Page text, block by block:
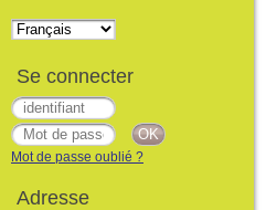
Se connecter
Mot de passe oublié ?
Adresse